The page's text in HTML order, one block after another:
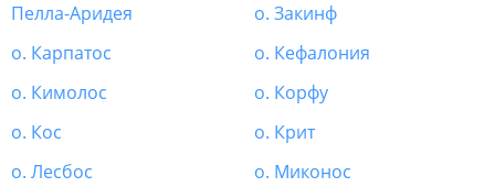
Пелла-Аридея
о. Закинф
о. Карпатос
о. Кефалония
о. Кимолос
о. Корфу
о. Кос
о. Крит
о. Лесбос
о. Миконос